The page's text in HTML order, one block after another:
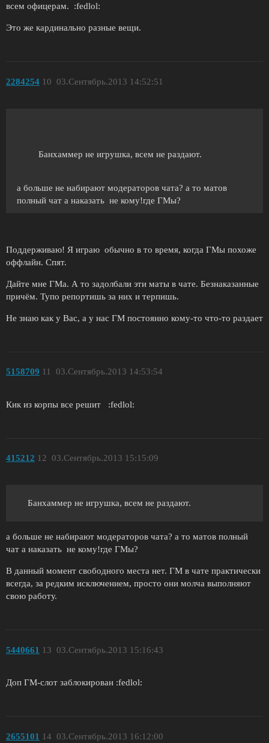
всем офицерам. :fedlol:
Это же кардинально разные вещи.
2284254 03.Сентябрь.2013 14:52:51
10
Банхаммер не игрушка, всем не раздают.
а больше не набирают модераторов чата? а то матов
полный чат а наказать не кому!где ГМы?
Поддерживаю! Я играю обычно в то время, когда ГМы похоже
оффлайн. Спят.
Дайте мне ГМа. А то задолбали эти маты в чате. Безнаказанные
причём. Тупо репортишь за них и терпишь.
Не знаю как у Вас, а у нас ГМ постоянно кому-то что-то раздает
5158709 03.Сентябрь.2013 14:53:54
11
Кик из корпы все решит :fedlol:
415212 03.Сентябрь.2013 15:15:09
12
Банхаммер не игрушка, всем не раздают.
а больше не набирают модераторов чата? а то матов полный
чат а наказать не кому!где ГМы?
В данный момент свободного места нет. ГМ в чате практически
всегда, за редким исключением, просто они молча выполняют
свою работу.
5440661 03.Сентябрь.2013 15:16:43
13
Доп ГМ-слот заблокирован :fedlol:
2655101 03.Сентябрь.2013 16:12:00
14